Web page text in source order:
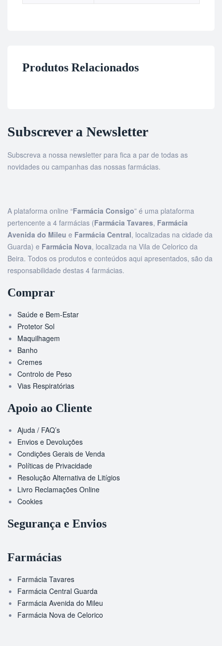
Produtos Relacionados
Subscrever a Newsletter
Subscreva a nossa newsletter para fica a par de todas as
novidades ou campanhas das nossas farmácias.
A plataforma online “Farmácia Consigo” é uma plataforma
pertencente a 4 farmácias (Farmácia Tavares, Farmácia
Avenida do Mileu e Farmácia Central, localizadas na cidade da
Guarda) e Farmácia Nova, localizada na Vila de Celorico da
Beira. Todos os produtos e conteúdos aqui apresentados, são da
responsabilidade destas 4 farmácias.
Comprar
Saúde e Bem-Estar
Protetor Sol
Maquilhagem
Banho
Cremes
Controlo de Peso
Vias Respiratórias
Apoio ao Cliente
Ajuda / FAQ’s
Envios e Devoluções
Condições Gerais de Venda
Políticas de Privacidade
Resolução Alternativa de Litígios
Livro Reclamações Online
Cookies
Segurança e Envios
Farmácias
Farmácia Tavares
Farmácia Central Guarda
Farmácia Avenida do Mileu
Farmácia Nova de Celorico